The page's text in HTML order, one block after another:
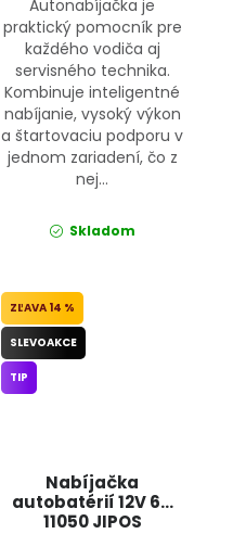
Autonabíjačka je
praktický pomocník pre
každého vodiča aj
servisného technika.
Kombinuje inteligentné
nabíjanie, vysoký výkon
a štartovaciu podporu v
jednom zariadení, čo z
nej...
Skladom
Nabíjačka
autobatérií 12V 6A
11050 JIPOS
14 %
SLEVOAKCE
TIP